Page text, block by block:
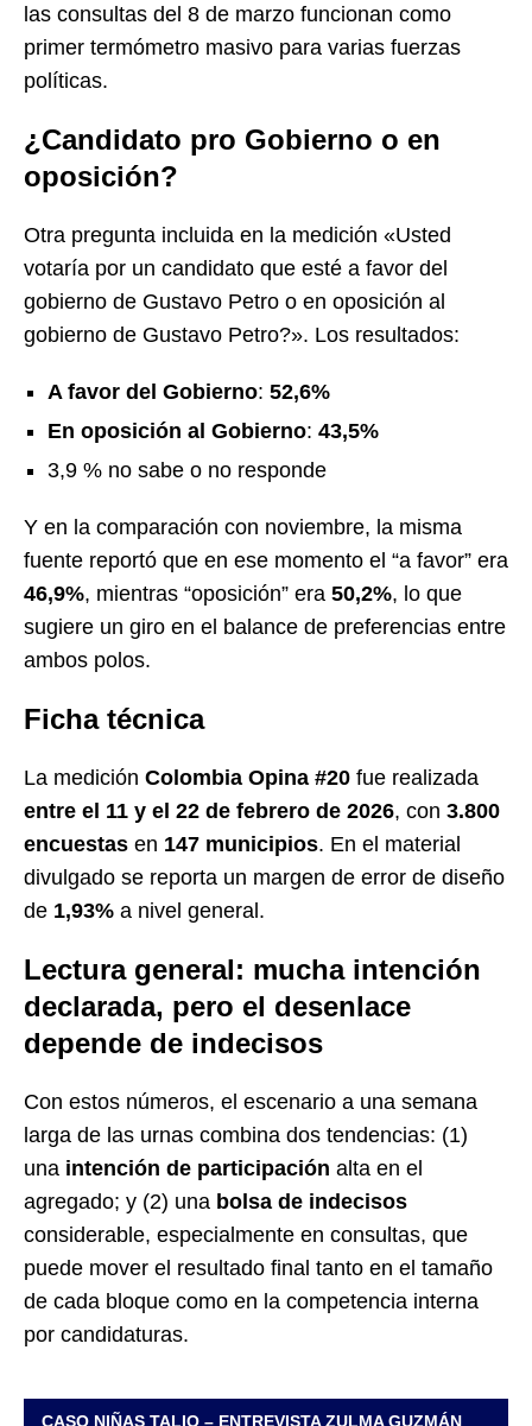
las consultas del 8 de marzo funcionan como
primer termómetro masivo para varias fuerzas
políticas.
¿Candidato pro Gobierno o en
oposición?
Otra pregunta incluida en la medición «Usted
votaría por un candidato que esté a favor del
gobierno de Gustavo Petro o en oposición al
gobierno de Gustavo Petro?». Los resultados:
A favor del Gobierno: 52,6%
En oposición al Gobierno: 43,5%
3,9 % no sabe o no responde
Y en la comparación con noviembre, la misma
fuente reportó que en ese momento el “a favor” era
46,9%, mientras “oposición” era 50,2%, lo que
sugiere un giro en el balance de preferencias entre
ambos polos.
Ficha técnica
La medición Colombia Opina #20 fue realizada
entre el 11 y el 22 de febrero de 2026, con 3.800
encuestas en 147 municipios. En el material
divulgado se reporta un margen de error de diseño
de 1,93% a nivel general.
Lectura general: mucha intención
declarada, pero el desenlace
depende de indecisos
Con estos números, el escenario a una semana
larga de las urnas combina dos tendencias: (1)
una intención de participación alta en el
agregado; y (2) una bolsa de indecisos
considerable, especialmente en consultas, que
puede mover el resultado final tanto en el tamaño
de cada bloque como en la competencia interna
por candidaturas.
CASO NIÑAS TALIO – ENTREVISTA ZULMA GUZMÁN